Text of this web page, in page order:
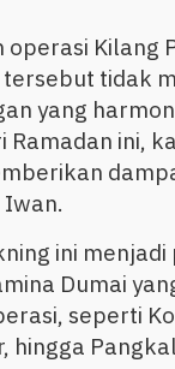
Kilang
tidak
yang
Ramadan ini,
Iwan.
ini
Dumai
seperti
hingga